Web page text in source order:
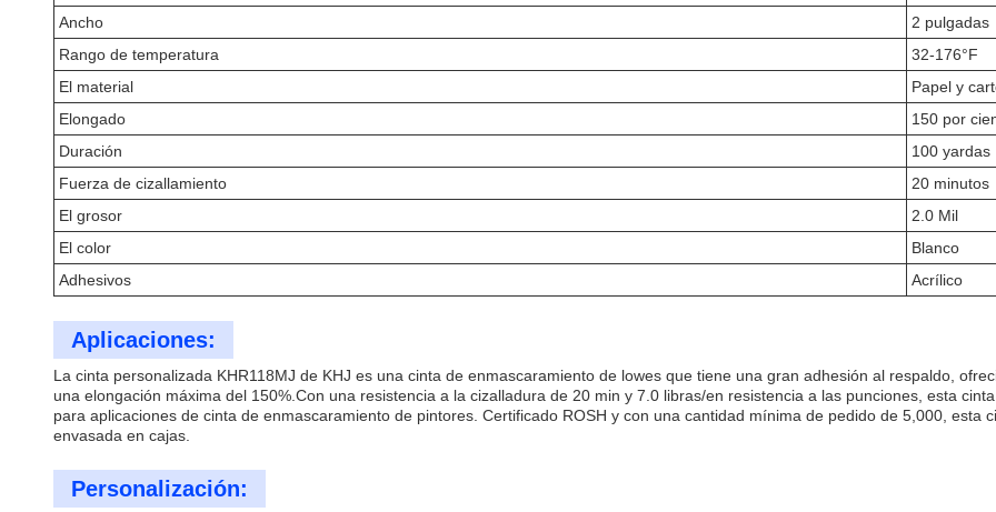
Ancho
2 pulgadas
Rango de temperatura
32-176°F
El material
Papel y
Elongado
150 por
Duración
100 yardas
Fuerza de cizallamiento
20 minutos
El grosor
2.0 Mil
El color
Blanco
Adhesivos
Acrílico
Aplicaciones:
La cinta personalizada KHR118MJ de KHJ es una cinta de enmascaramiento de lowes que tiene una gran adhesión al respaldo,
una elongación máxima del 150%.Con una resistencia a la cizalladura de 20 min y 7.0 libras/en resistencia a las punciones, esta
para aplicaciones de cinta de enmascaramiento de pintores. Certificado ROSH y con una cantidad mínima de pedido de 5,000, esta
envasada en cajas.
Personalización: